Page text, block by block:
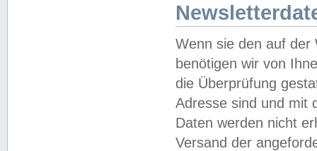
Wenn sie den auf der
benötigen wir von
die Überprüfung
Adresse sind und mit
Daten werden nicht
Versand der